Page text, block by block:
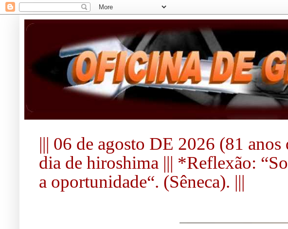
||| 06 de agosto DE 2026 (81 anos
dia de hiroshima ||| *Reflexão:
a oportunidade“. (Sêneca). |||